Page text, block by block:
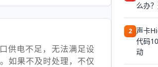
供电不足，无法满足设
如果不及时处理，不仅
么办
2 声卡
代码
动